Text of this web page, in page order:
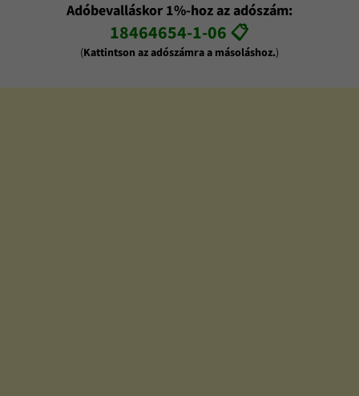
Adóbevalláskor 1%-hoz az adószám:
18464654-1-06 📋
(Kattintson az adószámra a másoláshoz.)